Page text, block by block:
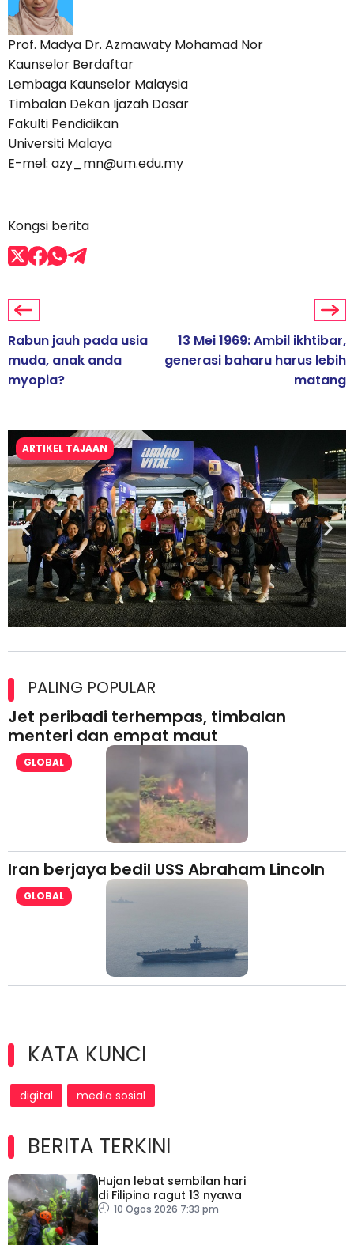
Prof. Madya Dr. Azmawaty Mohamad Nor
Kaunselor Berdaftar
Lembaga Kaunselor Malaysia
Timbalan Dekan Ijazah Dasar
Fakulti Pendidikan
Universiti Malaya
E-mel: azy_mn@um.edu.my
Kongsi berita
Rabun jauh pada usia
muda, anak anda
myopia?
13 Mei 1969: Ambil ikhtibar,
generasi baharu harus lebih
matang
ARTIKEL TAJAAN
Melalui Kerjasama aminoVITAL® Bersama Pempengaruh Larian
Antarabangsa
PALING POPULAR
Jet peribadi terhempas, timbalan
menteri dan empat maut
GLOBAL
Iran berjaya bedil USS Abraham Lincoln
GLOBAL
KATA KUNCI
digital media sosial
BERITA TERKINI
Hujan lebat sembilan hari
di Filipina ragut 13 nyawa
10 Ogos 2026 7:33 pm